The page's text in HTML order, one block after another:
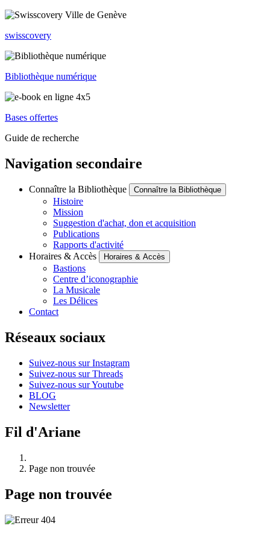
swisscovery
Bibliothèque numérique
Bases offertes
Guide de recherche
Navigation secondaire
Connaître la Bibliothèque Connaître la Bibliothèque
Histoire
Mission
Suggestion d'achat, don et acquisition
Publications
Rapports d'activité
Horaires & Accès
Horaires & Accès
Bastions
Centre d’iconographie
La Musicale
Les Délices
Contact
Réseaux sociaux
Suivez-nous sur Instagram
Suivez-nous sur Threads
Suivez-nous sur Youtube
BLOG
Newsletter
Fil d'Ariane
Page non trouvée
Page non trouvée